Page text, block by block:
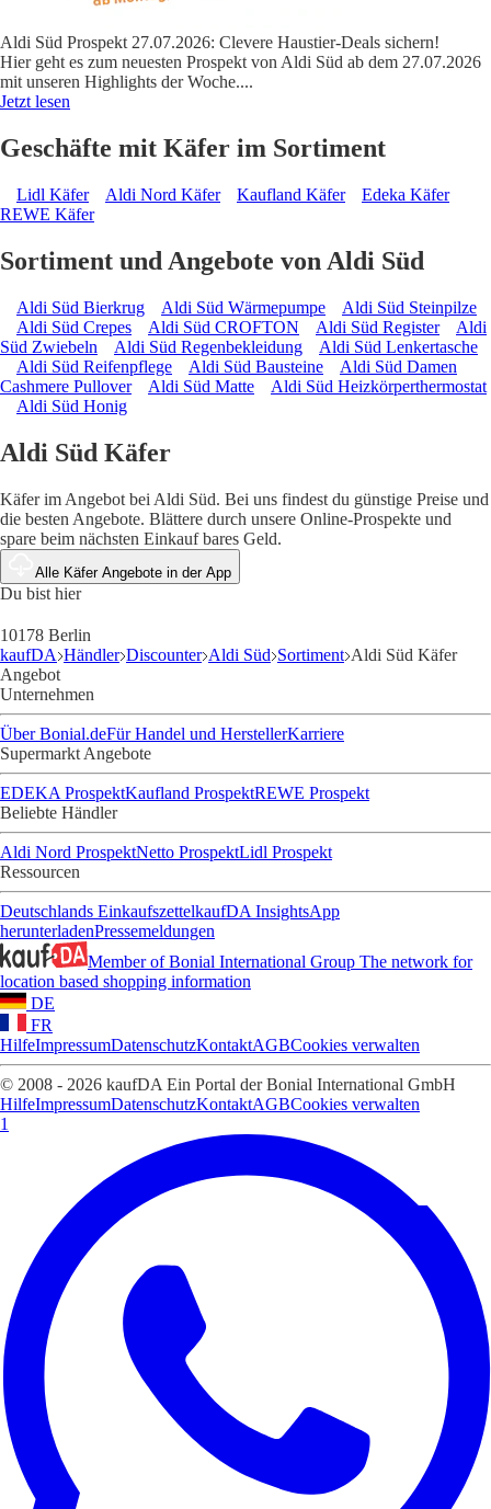
Aldi Süd Prospekt 27.07.2026: Clevere Haustier-Deals sichern!
Hier geht es zum neuesten Prospekt von Aldi Süd ab dem 27.07.2026
mit unseren Highlights der Woche....
Jetzt lesen
Geschäfte mit Käfer im Sortiment
Lidl Käfer Aldi Nord Käfer Kaufland Käfer
Edeka Käfer
REWE Käfer
Sortiment und Angebote von Aldi Süd
Aldi Süd Bierkrug Aldi Süd Wärmepumpe
Aldi Süd Steinpilze
Aldi Süd Crepes
Aldi Süd CROFTON Aldi Süd Register
Aldi
Süd Zwiebeln
Aldi Süd Regenbekleidung
Aldi Süd Lenkertasche
Aldi Süd Reifenpflege
Aldi Süd Bausteine
Aldi Süd Damen
Cashmere Pullover
Aldi Süd Matte
Aldi Süd Heizkörperthermostat
Aldi Süd Honig
Aldi Süd Käfer
Käfer im Angebot bei Aldi Süd. Bei uns findest du günstige Preise und
die besten Angebote. Blättere durch unsere Online-Prospekte und
spare beim nächsten Einkauf bares Geld.
Alle Käfer Angebote in der App
Du bist hier
10178 Berlin
kaufDA Händler Discounter Aldi Süd Sortiment Aldi Süd Käfer
Angebot
Unternehmen
Über Bonial.deFür Handel und HerstellerKarriere
Supermarkt Angebote
EDEKA ProspektKaufland ProspektREWE Prospekt
Beliebte Händler
Aldi Nord ProspektNetto ProspektLidl Prospekt
Ressourcen
Deutschlands EinkaufszettelkaufDA InsightsApp
herunterladenPressemeldungen
Member of Bonial International Group The network for
location based shopping information
DE
FR
HilfeImpressumDatenschutzKontaktAGBCookies verwalten
© 2008 - 2026 kaufDA Ein Portal der Bonial International GmbH
HilfeImpressumDatenschutzKontaktAGBCookies verwalten
1